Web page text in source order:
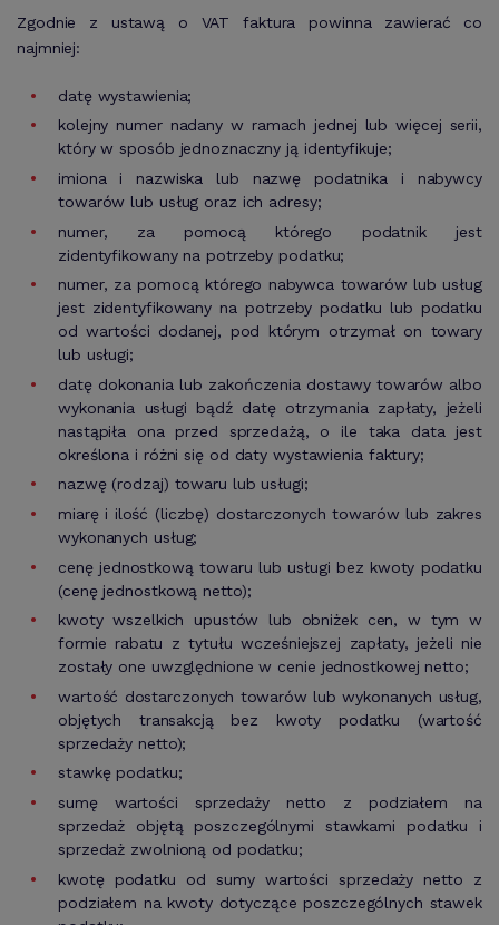
Zgodnie z ustawą o VAT faktura powinna zawierać co
najmniej:
datę wystawienia;
kolejny numer nadany w ramach jednej lub więcej serii,
który w sposób jednoznaczny ją identyfikuje;
imiona i nazwiska lub nazwę podatnika i nabywcy
towarów lub usług oraz ich adresy;
numer, za pomocą którego podatnik jest
zidentyfikowany na potrzeby podatku;
numer, za pomocą którego nabywca towarów lub usług
jest zidentyfikowany na potrzeby podatku lub podatku
od wartości dodanej, pod którym otrzymał on towary
lub usługi;
datę dokonania lub zakończenia dostawy towarów albo
wykonania usługi bądź datę otrzymania zapłaty, jeżeli
nastąpiła ona przed sprzedażą, o ile taka data jest
określona i różni się od daty wystawienia faktury;
nazwę (rodzaj) towaru lub usługi;
miarę i ilość (liczbę) dostarczonych towarów lub zakres
wykonanych usług;
cenę jednostkową towaru lub usługi bez kwoty podatku
(cenę jednostkową netto);
kwoty wszelkich upustów lub obniżek cen, w tym w
formie rabatu z tytułu wcześniejszej zapłaty, jeżeli nie
zostały one uwzględnione w cenie jednostkowej netto;
wartość dostarczonych towarów lub wykonanych usług,
objętych transakcją bez kwoty podatku (wartość
sprzedaży netto);
stawkę podatku;
sumę wartości sprzedaży netto z podziałem na
sprzedaż objętą poszczególnymi stawkami podatku i
sprzedaż zwolnioną od podatku;
kwotę podatku od sumy wartości sprzedaży netto z
podziałem na kwoty dotyczące poszczególnych stawek